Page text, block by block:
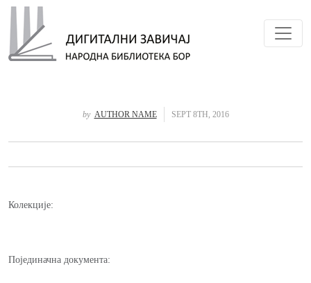
by AUTHOR NAME SEPT 8TH, 2016
Колекције:
Појединачна документа: